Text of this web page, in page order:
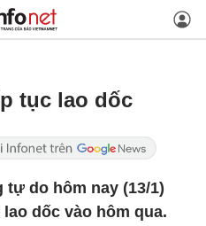
tục lao dốc
do hôm nay (13/1)
dốc vào hôm qua.